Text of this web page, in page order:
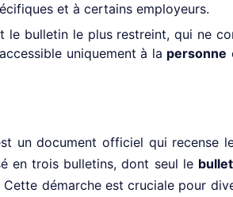
et à certains employeurs.
le bulletin le plus restreint, qui ne
uniquement à la personne
un document officiel qui recense
en trois bulletins, dont seul le
Cette démarche est cruciale pour